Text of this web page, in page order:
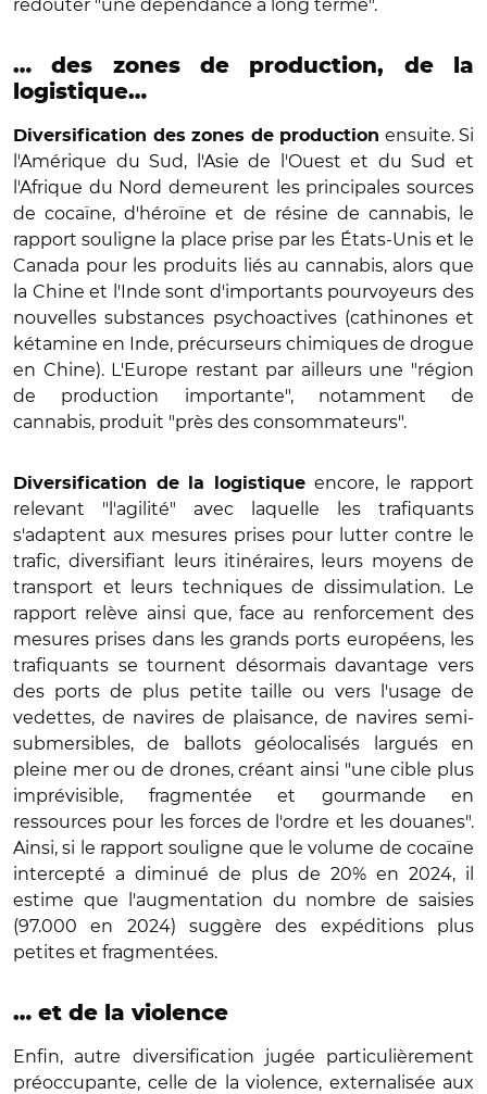
redouter "une dépendance à long terme".
… des zones de production, de la
logistique…
Diversification des zones de production ensuite. Si
l'Amérique du Sud, l'Asie de l'Ouest et du Sud et
l'Afrique du Nord demeurent les principales sources
de cocaïne, d'héroïne et de résine de cannabis, le
rapport souligne la place prise par les États-Unis et le
Canada pour les produits liés au cannabis, alors que
la Chine et l'Inde sont d'importants pourvoyeurs des
nouvelles substances psychoactives (cathinones et
kétamine en Inde, précurseurs chimiques de drogue
en Chine). L'Europe restant par ailleurs une "région
de production importante", notamment de
cannabis, produit "près des consommateurs".
Diversification de la logistique encore, le rapport
relevant "l'agilité" avec laquelle les trafiquants
s'adaptent aux mesures prises pour lutter contre le
trafic, diversifiant leurs itinéraires, leurs moyens de
transport et leurs techniques de dissimulation. Le
rapport relève ainsi que, face au renforcement des
mesures prises dans les grands ports européens, les
trafiquants se tournent désormais davantage vers
des ports de plus petite taille ou vers l'usage de
vedettes, de navires de plaisance, de navires semi-
submersibles, de ballots géolocalisés largués en
pleine mer ou de drones, créant ainsi "une cible plus
imprévisible, fragmentée et gourmande en
ressources pour les forces de l'ordre et les douanes".
Ainsi, si le rapport souligne que le volume de cocaïne
intercepté a diminué de plus de 20% en 2024, il
estime que l'augmentation du nombre de saisies
(97.000 en 2024) suggère des expéditions plus
petites et fragmentées.
… et de la violence
Enfin, autre diversification jugée particulièrement
préoccupante, celle de la violence, externalisée aux